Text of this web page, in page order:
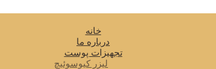
خانه
درباره ما
تجهیزات پوست
لیزر کیوسوئیچ